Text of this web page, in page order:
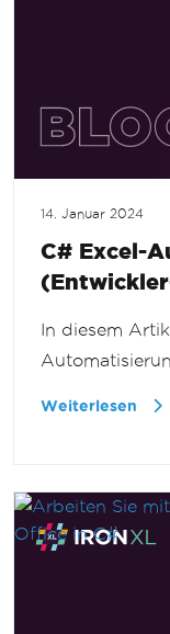
14. Januar 2024
C# Excel-
In diesem
Weiterlesen